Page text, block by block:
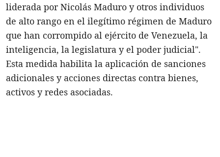
liderada por Nicolás Maduro y otros individuos
de alto rango en el ilegítimo régimen de Maduro
que han corrompido al ejército de Venezuela, la
inteligencia, la legislatura y el poder judicial".
Esta medida habilita la aplicación de sanciones
adicionales y acciones directas contra bienes,
activos y redes asociadas.